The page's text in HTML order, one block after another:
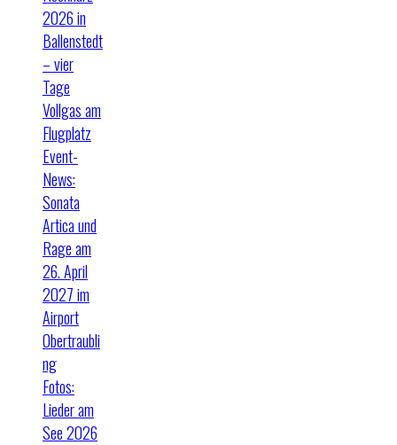
2026 in
Ballenstedt
– vier
Tage
Vollgas am
Flugplatz
Event-
News:
Sonata
Artica und
Rage am
26. April
2027 im
Airport
Obertraubli
ng
Fotos:
Lieder am
See 2026